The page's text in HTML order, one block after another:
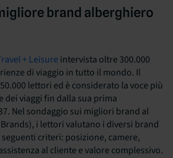
brand alberghiero
+ Leisure intervista oltre 300.000
di viaggio in tutto il mondo. Il
lettori ed è considerato la voce più
dei viaggi fin dalla sua prima
Nel sondaggio sui migliori brand al
i lettori valutano i diversi brand
criteri: posizione, camere,
al cliente e valore complessivo.